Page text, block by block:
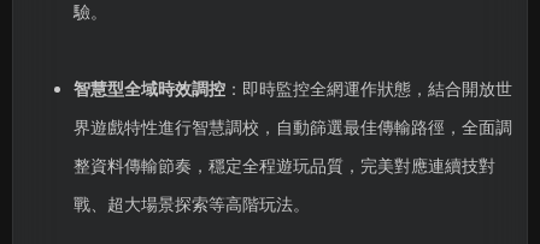
驗。
智慧型全域時效調控：即時監控全網運作狀態，結合開放世
界遊戲特性進行智慧調校，自動篩選最佳傳輸路徑，全面調
整資料傳輸節奏，穩定全程遊玩品質，完美對應連續技對
戰、超大場景探索等高階玩法。